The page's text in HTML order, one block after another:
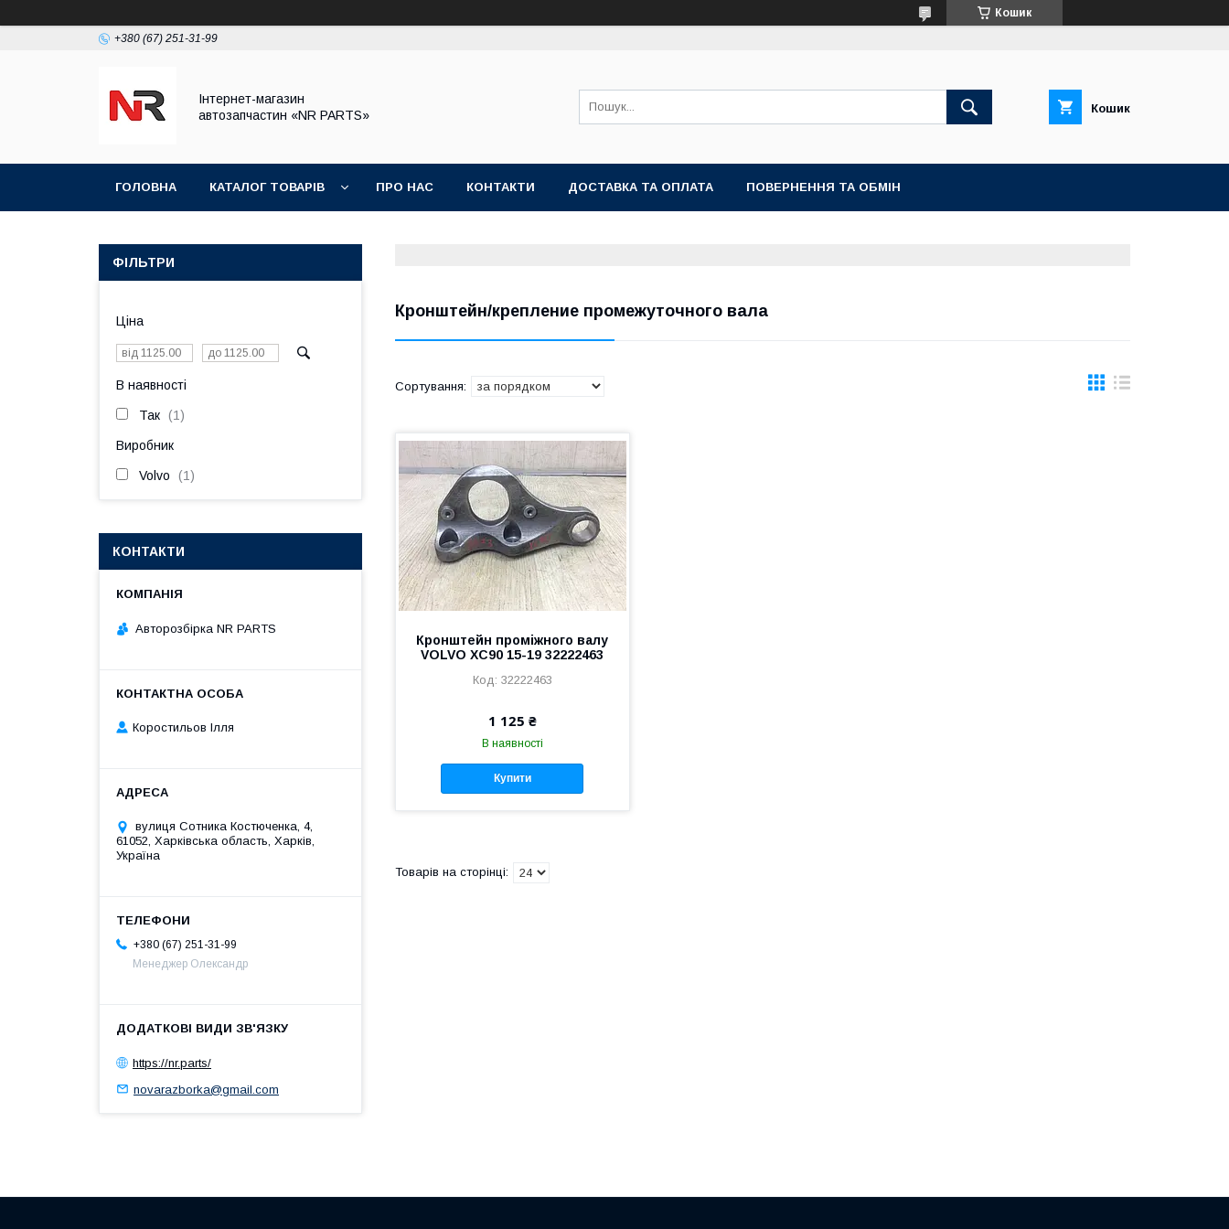
Кошик
+380 (67) 251-31-99
Інтернет-магазин
автозапчастин «NR PARTS»
Кошик
ГОЛОВНА КАТАЛОГ ТОВАРІВ ПРО НАС КОНТАКТИ ДОСТАВКА ТА ОПЛАТА ПОВЕРНЕННЯ ТА ОБМІН
Кронштейн/крепление промежуточного вала
Кронштейн проміжного валу
VOLVO XC90 15-19 32222463
32222463
1 125 ₴
В наявності
Купити
ФІЛЬТРИ
Ціна
В наявності
Так 1
Виробник
Volvo 1
КОНТАКТИ
Авторозбірка NR PARTS
Коростильов Ілля
вулиця Сотника Костюченка, 4,
61052, Харківська область, Харків,
Україна
+380 (67) 251-31-99
Менеджер Олександр
https://nr.parts/
novarazborka@gmail.com